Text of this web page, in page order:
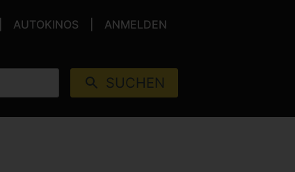
AUTOKINOS ANMELDEN
SUCHEN